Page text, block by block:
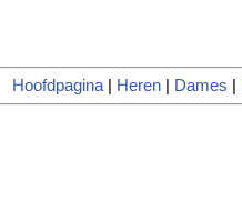
Hoofdpagina| Heren| Dames